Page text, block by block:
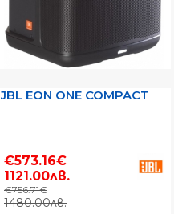
JBL EON ONE COMPACT
€573.16€
1121.00лв.
€756.71€
1480.00лв.